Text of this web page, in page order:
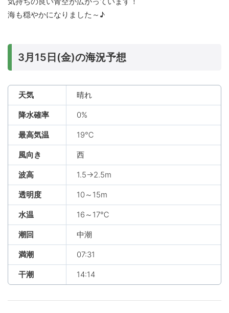
海も穏やかになりました～♪
3月15日(金)の海況予想
天気 晴れ
降水確率 0%
最高気温 19℃
風向き 西
波高 1.5→2.5m
透明度 10～15m
水温 16～17℃
潮回 中潮
満潮 07:31
干潮 14:14